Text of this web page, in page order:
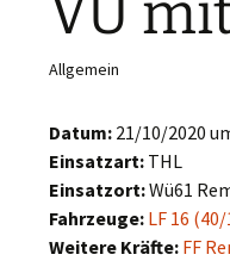
Atemschutz
VU
Allgemein
Datum: 21/10/2020
Einsatzart: THL
Einsatzort:Wü61
Fahrzeuge: LF 16 (40/
Weitere Kräfte: FF